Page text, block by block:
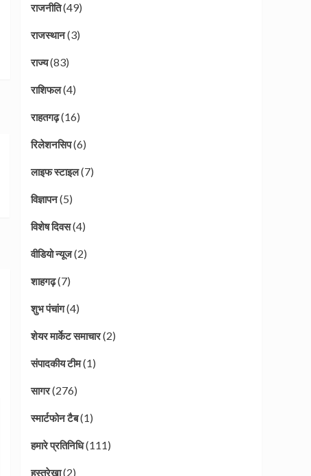
राजनीति(49)
राजस्थान(3)
राज्य(83)
राशिफल(4)
राहतगढ़(16)
रिलेशनसिप(6)
लाइफ स्टाइल(7)
विज्ञापन(5)
विशेष दिवस(4)
वीडियो न्यूज(2)
शाहगढ़(7)
शुभ पंचांग(4)
शेयर मार्केट समाचार(2)
संपादकीय टीम(1)
सागर(276)
स्मार्टफोन टैब(1)
हमारे प्रतिनिधि(111)
हस्तरेखा(2)